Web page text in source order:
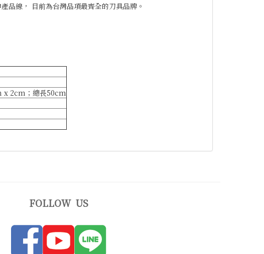
品線， 目前為台灣品項最齊全的刀具品牌。
x 2cm；總長50cm
FOLLOW US